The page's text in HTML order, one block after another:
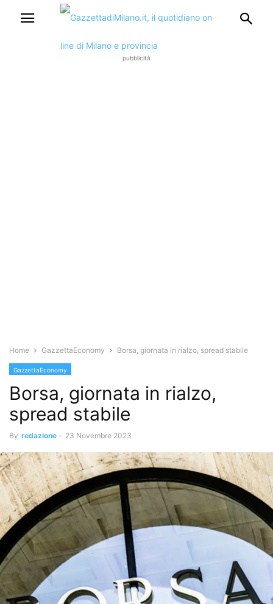
pubblicità
Home GazzettaEconomy Borsa, giornata in rialzo, spread stabile
GazzettaEconomy
Borsa, giornata in rialzo,
spread stabile
By redazione - 23 Novembre 2023